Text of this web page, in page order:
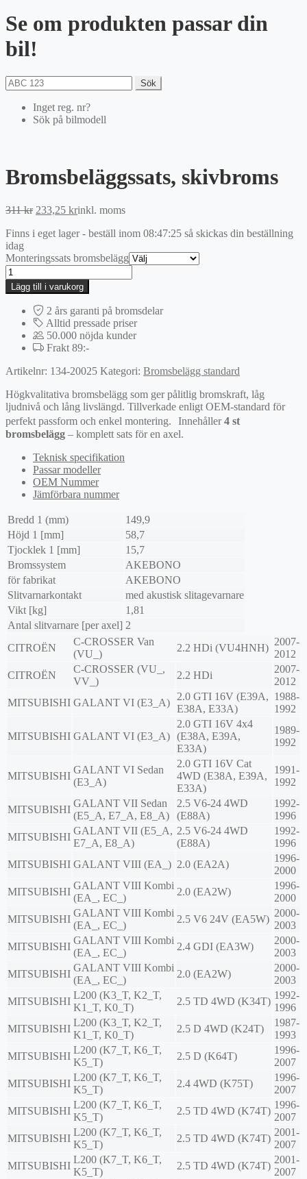
Se om produkten passar din
bil!
Sök
Inget reg. nr?
Sök på bilmodell
Bromsbeläggssats, skivbroms
311kr Det
priset
311 kr.
233,25 krDet
priset
233,25 kr.
inkl. moms
Finns i eget lager - beställ inom 08:47:25 så skickas din beställning
idag
Monteringssats bromsbelägg
Bromsbeläggssats,
skivbroms
mängd
Lägg till i varukorg
2 års garanti på bromsdelar
Alltid pressade priser
50.000 nöjda kunder
Frakt 89:-
Artikelnr: 134-20025 Kategori: Bromsbelägg standard
Högkvalitativa bromsbelägg som ger pålitlig bromskraft, låg
ljudnivå och lång livslängd. Tillverkade enligt OEM-standard för
perfekt passform och enkel montering. Innehåller4 st
bromsbelägg – komplett sats för en axel.
Teknisk specifikation
Passar modeller
OEM Nummer
Jämförbara nummer
Bredd 1 (mm)
149,9
Höjd 1 [mm]
58,7
Tjocklek 1 [mm]
15,7
Bromssystem
AKEBONO
för fabrikat
AKEBONO
Slitvarnarkontakt
med akustisk slitagevarnare
Vikt [kg]
1,81
Antal slitvarnare [per axel] 2
CITROËN
C-CROSSER Van
(VU_)
2.2 HDi (VU4HNH)
2007-
2012
CITROËN
C-CROSSER (VU_,
VV_)
2.2 HDi
2007-
2012
MITSUBISHI GALANT VI (E3_A)
2.0 GTI 16V (E39A,
E38A, E33A)
1988-
1992
MITSUBISHI GALANT VI (E3_A)
2.0 GTI 16V 4x4
(E38A, E39A,
E33A)
1989-
1992
MITSUBISHI
GALANT VI Sedan
(E3_A)
2.0 GTI 16V Cat
4WD (E38A, E39A,
E33A)
1991-
1992
MITSUBISHI
GALANT VII Sedan
(E5_A, E7_A, E8_A)
2.5 V6-24 4WD
(E88A)
1992-
1996
MITSUBISHI
GALANT VII (E5_A,
E7_A, E8_A)
2.5 V6-24 4WD
(E88A)
1992-
1996
MITSUBISHI GALANT VIII (EA_) 2.0 (EA2A)
1996-
2000
MITSUBISHI
GALANT VIII Kombi
(EA_, EC_)
2.0 (EA2W)
1996-
2000
MITSUBISHI
GALANT VIII Kombi
(EA_, EC_)
2.5 V6 24V (EA5W)
2000-
2003
MITSUBISHI
GALANT VIII Kombi
(EA_, EC_)
2.4 GDI (EA3W)
2000-
2003
MITSUBISHI
GALANT VIII Kombi
(EA_, EC_)
2.0 (EA2W)
2000-
2003
MITSUBISHI
L200 (K3_T, K2_T,
K1_T, K0_T)
2.5 TD 4WD (K34T)
1992-
1996
MITSUBISHI
L200 (K3_T, K2_T,
K1_T, K0_T)
2.5 D 4WD (K24T)
1987-
1993
MITSUBISHI
L200 (K7_T, K6_T,
K5_T)
2.5 D (K64T)
1996-
2007
MITSUBISHI
L200 (K7_T, K6_T,
K5_T)
2.4 4WD (K75T)
1996-
2007
MITSUBISHI
L200 (K7_T, K6_T,
K5_T)
2.5 TD 4WD (K74T)
1996-
2007
MITSUBISHI
L200 (K7_T, K6_T,
K5_T)
2.5 TD 4WD (K74T)
2001-
2007
MITSUBISHI
L200 (K7_T, K6_T,
K5_T)
2.5 TD 4WD (K74T)
2001-
2007